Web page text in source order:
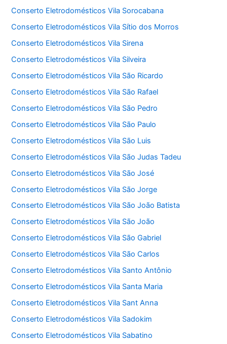
Conserto Eletrodomésticos Vila Sorocabana
Conserto Eletrodomésticos Vila Sítio dos Morros
Conserto Eletrodomésticos Vila Sirena
Conserto Eletrodomésticos Vila Silveira
Conserto Eletrodomésticos Vila São Ricardo
Conserto Eletrodomésticos Vila São Rafael
Conserto Eletrodomésticos Vila São Pedro
Conserto Eletrodomésticos Vila São Paulo
Conserto Eletrodomésticos Vila São Luis
Conserto Eletrodomésticos Vila São Judas Tadeu
Conserto Eletrodomésticos Vila São José
Conserto Eletrodomésticos Vila São Jorge
Conserto Eletrodomésticos Vila São João Batista
Conserto Eletrodomésticos Vila São João
Conserto Eletrodomésticos Vila São Gabriel
Conserto Eletrodomésticos Vila São Carlos
Conserto Eletrodomésticos Vila Santo Antônio
Conserto Eletrodomésticos Vila Santa Maria
Conserto Eletrodomésticos Vila Sant Anna
Conserto Eletrodomésticos Vila Sadokim
Conserto Eletrodomésticos Vila Sabatino